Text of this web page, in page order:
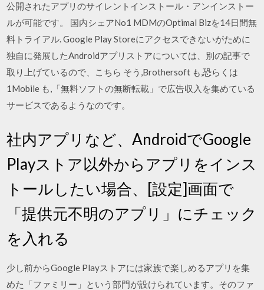
公開されたアプリのサイレントインストール・アンインストー
ルが可能です。 国内シェアNo1 MDMのOptimal Bizを14日間無
料トライアル. Google Play Storeにアクセスできないがために
独自に発展したAndroidアプリストアについては、別の記事で
取り上げているので、こちら そう,Brothersoft も,恐らくは
1Mobile も,「無料ソフトの無断転載」で広告収入を集めている
サービスであるようなのです。
社内アプリなど、AndroidでGoogle
Playストア以外からアプリをインス
トールしたい場合、[設定]画面で
「提供元不明のアプリ」にチェック
を入れる
少し前からGoogle Playストアには家族で楽しめるアプリを集
めた「ファミリー」という部門が設けられています。そのファ